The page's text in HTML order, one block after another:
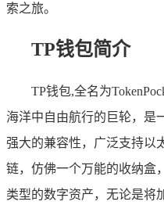
索之旅。
TP钱包简介
TP钱包,全名为
海洋中自由航行的巨轮，是
强大的兼容性，广泛支持以
链，仿佛一个万能的收纳盒
类型的数字资产，无论是将